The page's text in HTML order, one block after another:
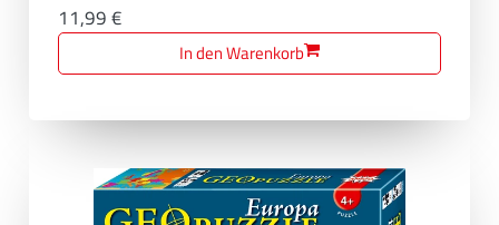
11,99 €
In den Warenkorb